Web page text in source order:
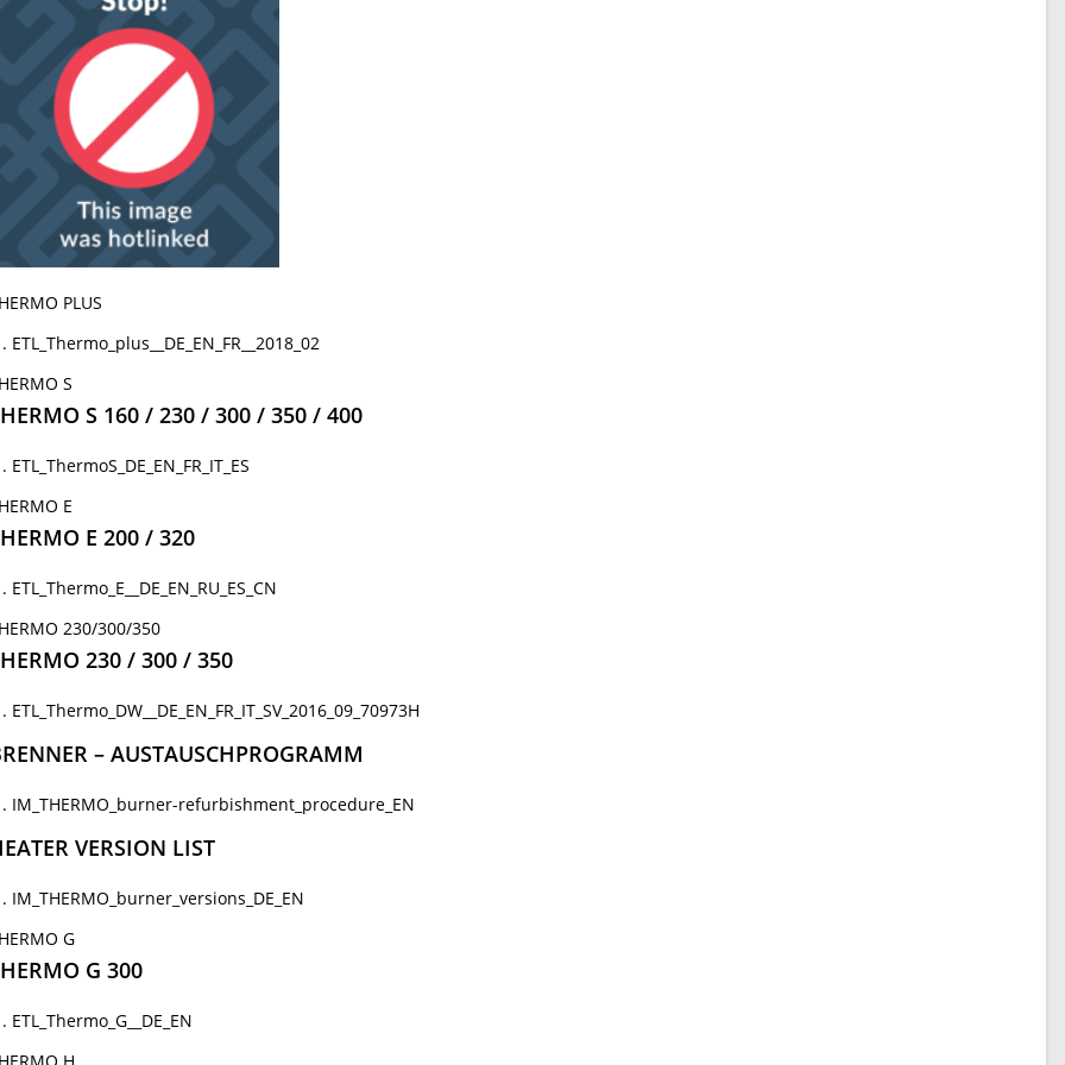
PLUS
ETL_Thermo_plus__DE_EN_FR__2018_02
S
S 160 / 230 / 300 / 350 / 400
ETL_ThermoS_DE_EN_FR_IT_ES
E
E 200 / 320
ETL_Thermo_E__DE_EN_RU_ES_CN
230/300/350
230 / 300 / 350
ETL_Thermo_DW__DE_EN_FR_IT_SV_2016_09_70973H
– AUSTAUSCHPROGRAMM
IM_THERMO_burner-refurbishment_procedure_EN
VERSION LIST
IM_THERMO_burner_versions_DE_EN
G
G 300
ETL_Thermo_G__DE_EN